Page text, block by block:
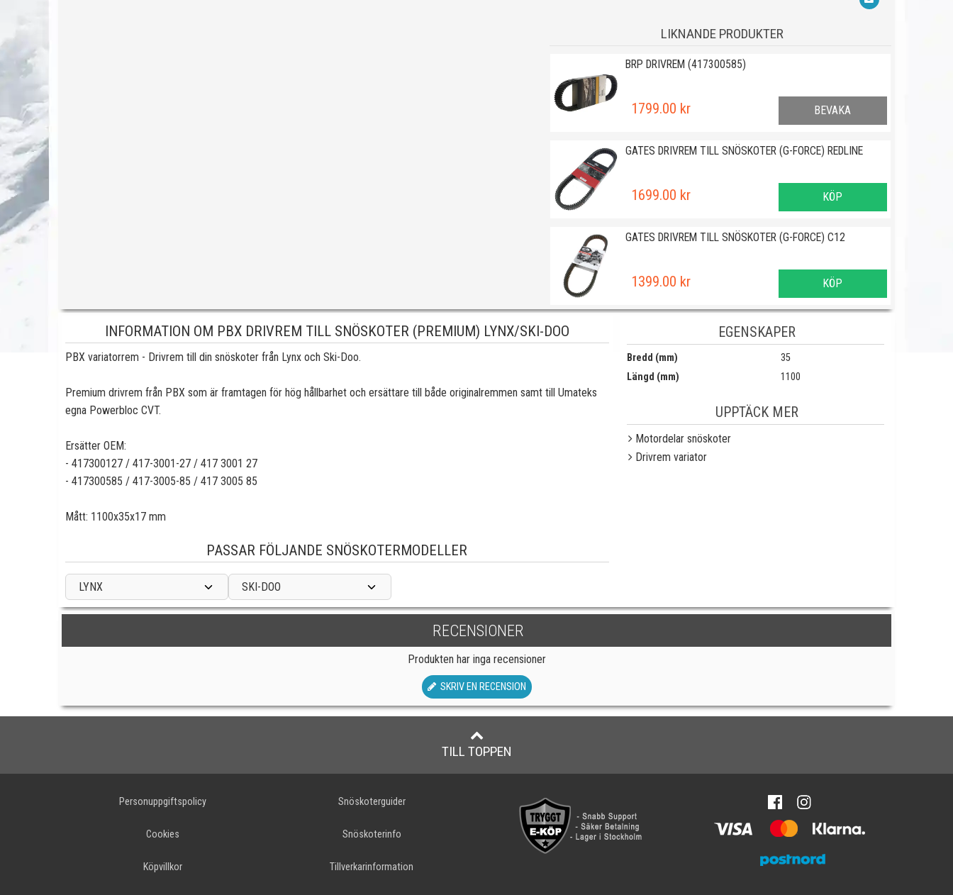
LIKNANDE PRODUKTER
BRP DRIVREM (417300585)
1799.00 kr BEVAKA
GATES DRIVREM TILL SNÖSKOTER (G-FORCE) REDLINE
1699.00 kr KÖP
GATES DRIVREM TILL SNÖSKOTER (G-FORCE) C12
1399.00 kr KÖP
INFORMATION OM PBX DRIVREM TILL SNÖSKOTER (PREMIUM) LYNX/SKI-DOO
PBX variatorrem - Drivrem till din snöskoter från Lynx och Ski-Doo.
Premium drivrem från PBX som är framtagen för hög hållbarhet och ersättare till både originalremmen samt till Umateks
egna Powerbloc CVT.
Ersätter OEM:
- 417300127 / 417-3001-27 / 417 3001 27
- 417300585 / 417-3005-85 / 417 3005 85
Mått: 1100x35x17 mm
PASSAR FÖLJANDE SNÖSKOTERMODELLER
LYNX SKI-DOO
EGENSKAPER
Bredd (mm)
35
Längd (mm)
1100
UPPTÄCK MER
Motordelar snöskoter
Drivrem variator
RECENSIONER
Produkten har inga recensioner
SKRIV EN RECENSION
TILL TOPPEN
Personuppgiftspolicy
Cookies
Köpvillkor
Snöskoterguider
Snöskoterinfo
Tillverkarinformation